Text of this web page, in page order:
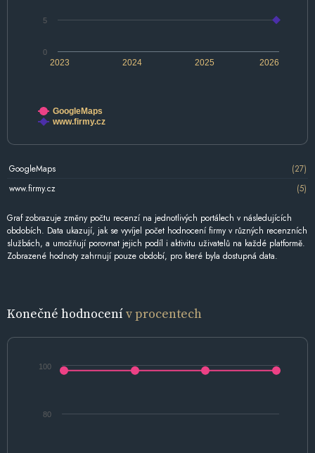
2024 2026
2023 2025
0
5
GoogleMaps
www.firmy.cz
GoogleMaps
(27)
www.firmy.cz
(5)
Graf zobrazuje změny počtu recenzí na jednotlivých portálech v následujících
obdobích. Data ukazují, jak se vyvíjel počet hodnocení firmy v různých recenzních
službách, a umožňují porovnat jejich podíl i aktivitu uživatelů na každé platformě.
Zobrazené hodnoty zahrnují pouze období, pro které byla dostupná data.
Konečné hodnocenív procentech
80
100